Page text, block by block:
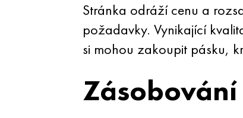
Stránka odráží cenu a
požadavky. Vynikající
si mohou zakoupit pásku,
Zásobování